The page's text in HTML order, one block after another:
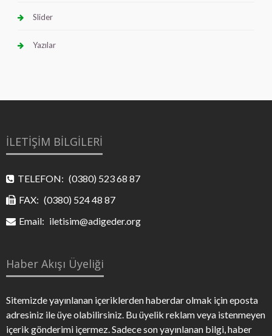
Slider
Yazılar
İLETİŞİM BİLGİLERİ
TELEFON: (0380) 523 68 87
FAX: (0380) 524 48 87
Email: iletisim@adigeder.org
Haber Akışı Üyeliği
Sitemizde yayınlanan içeriklerden haberdar olmak için eposta
adresiniz ile üye olabilirsiniz. Bu üyelik reklam veya istenmeyen
içerik gönderimi içermez. Sadece son yayınlanan bilgi, haber